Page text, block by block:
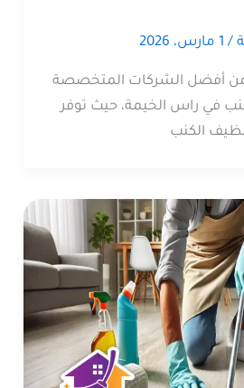
/ 1 مارس، 2026
أفضل الشركات المتخصصة
في راس الخيمة، حيث توفر
الكنب